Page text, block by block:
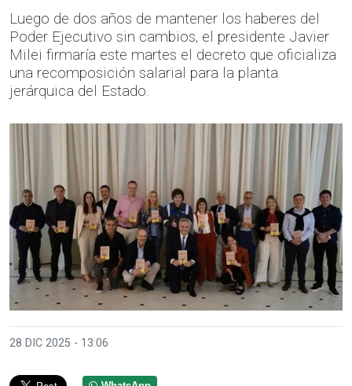
Luego de dos años de mantener los haberes del
Poder Ejecutivo sin cambios, el presidente Javier
Milei firmaría este martes el decreto que oficializa
una recomposición salarial para la planta
jerárquica del Estado.
28 DIC 2025 - 13:06